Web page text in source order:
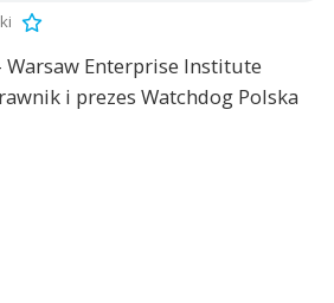
Enterprise Institute
i prezes Watchdog Polska